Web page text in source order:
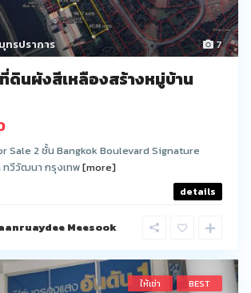
7
ทรปราการ
ดินผังสีเหลืองสร้างหมู่บ้าน
Sale 2 ชั้น Bangkok Boulevard Signature
วีวัฒนา กรุงเทพ[more]
details
Meesook
ให้เช่า BEST